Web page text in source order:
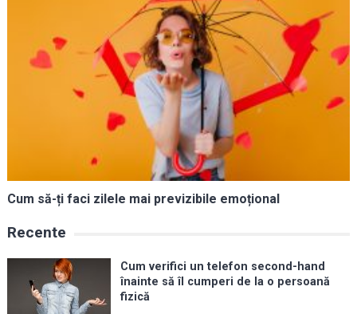
Cum să-ți faci zilele mai previzibile emoțional
Recente
Cum verifici un telefon second-hand
înainte să îl cumperi de la o persoană
fizică